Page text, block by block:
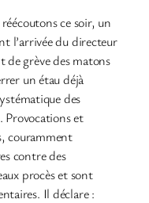
ce soir, un
l’arrivée du directeur
de grève des matons
un étau déjà
des
Provocations et
couramment
contre des
procès et sont
Il déclare :